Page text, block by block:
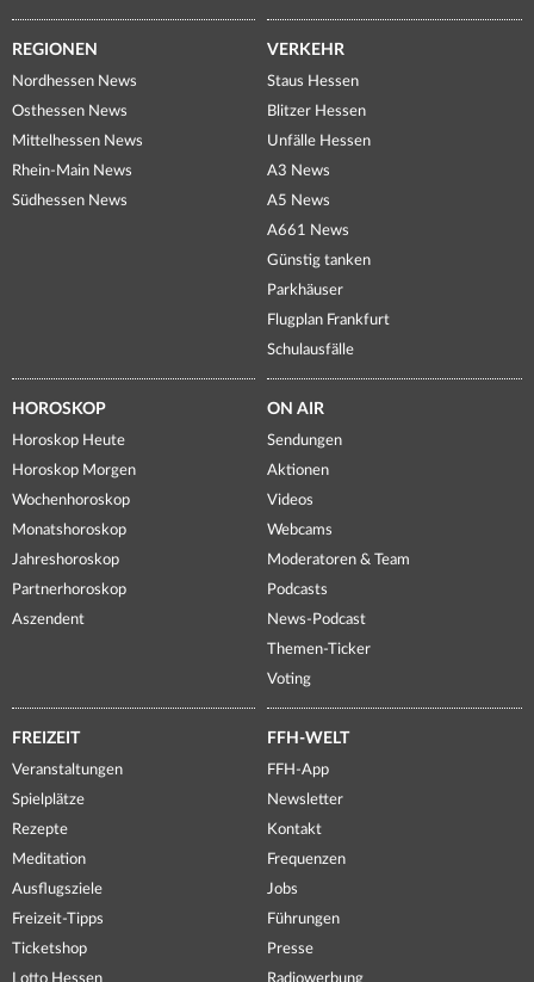
REGIONEN
Nordhessen News
Osthessen News
Mittelhessen News
Rhein-Main News
Südhessen News
VERKEHR
Staus Hessen
Blitzer Hessen
Unfälle Hessen
A3 News
A5 News
A661 News
Günstig tanken
Parkhäuser
Flugplan Frankfurt
Schulausfälle
HOROSKOP
Horoskop Heute
Horoskop Morgen
Wochenhoroskop
Monatshoroskop
Jahreshoroskop
Partnerhoroskop
Aszendent
ON AIR
Sendungen
Aktionen
Videos
Webcams
Moderatoren & Team
Podcasts
News-Podcast
Themen-Ticker
Voting
FREIZEIT
Veranstaltungen
Spielplätze
Rezepte
Meditation
Ausflugsziele
Freizeit-Tipps
Ticketshop
Lotto Hessen
FFH-WELT
FFH-App
Newsletter
Kontakt
Frequenzen
Jobs
Führungen
Presse
Radiowerbung